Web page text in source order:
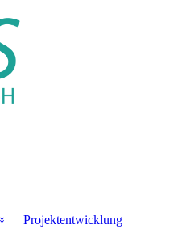
Projektentwicklung